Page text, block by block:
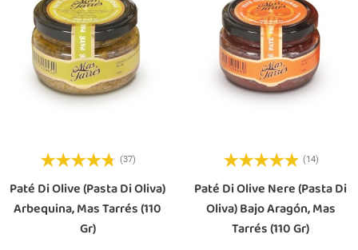
(37)
Paté Di Olive (pasta Di Oliva)
Arbequina, Mas Tarrés (110
Gr)
(14)
Paté Di Olive Nere (pasta Di
Oliva) Bajo Aragón, Mas
Tarrés (110 Gr)